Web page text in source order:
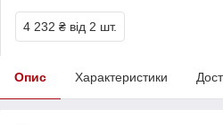
4 232 ₴ від 2 шт.
Опис Характеристики